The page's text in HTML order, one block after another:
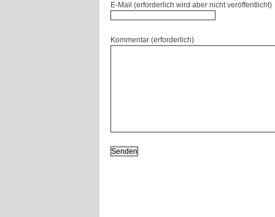
E-Mail (erforderlich wird aber nicht veröffentlicht)
Kommentar (erforderlich)